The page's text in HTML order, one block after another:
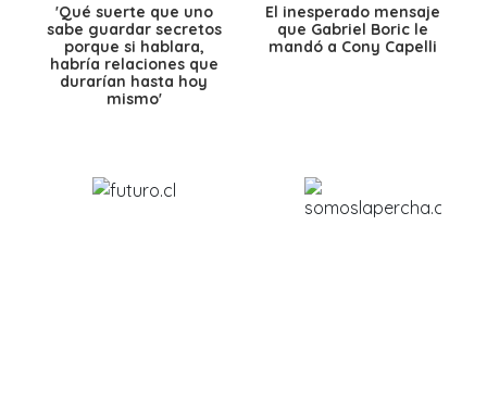
'Qué suerte que uno
sabe guardar secretos
porque si hablara,
habría relaciones que
durarían hasta hoy
mismo'
El inesperado mensaje
que Gabriel Boric le
mandó a Cony Capelli